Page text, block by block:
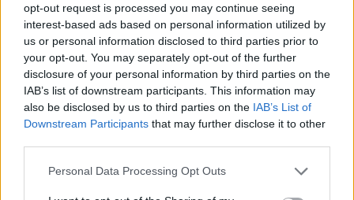
opt-out request is processed you may continue seeing
interest-based ads based on personal information utilized by
us or personal information disclosed to third parties prior to
your opt-out. You may separately opt-out of the further
disclosure of your personal information by third parties on the
IAB’s list of downstream participants. This information may
also be disclosed by us to third parties on the IAB’s List of
Downstream Participants that may further disclose it to other
Personal Data Processing Opt Outs